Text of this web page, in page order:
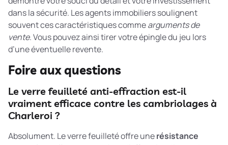
dans la sécurité. Les agents immobiliers soulignent
souvent ces caractéristiques commearguments de
vente. Vous pouvez ainsi tirer votre épingle du jeu lors
d’une éventuelle revente.
Foire aux questions
Le verre feuilleté anti-effraction est-il
vraiment efficace contre les cambriolages à
Charleroi ?
Absolument. Le verre feuilleté offre unerésistance